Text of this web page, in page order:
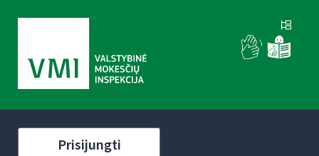
Prisijungti